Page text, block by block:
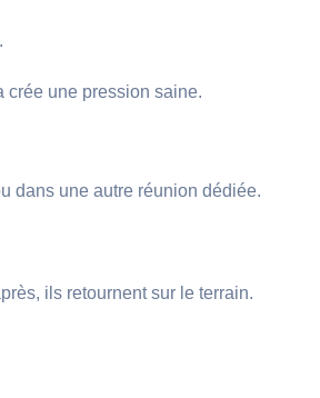
crée une pression saine.
dans une autre réunion dédiée.
ils retournent sur le terrain.